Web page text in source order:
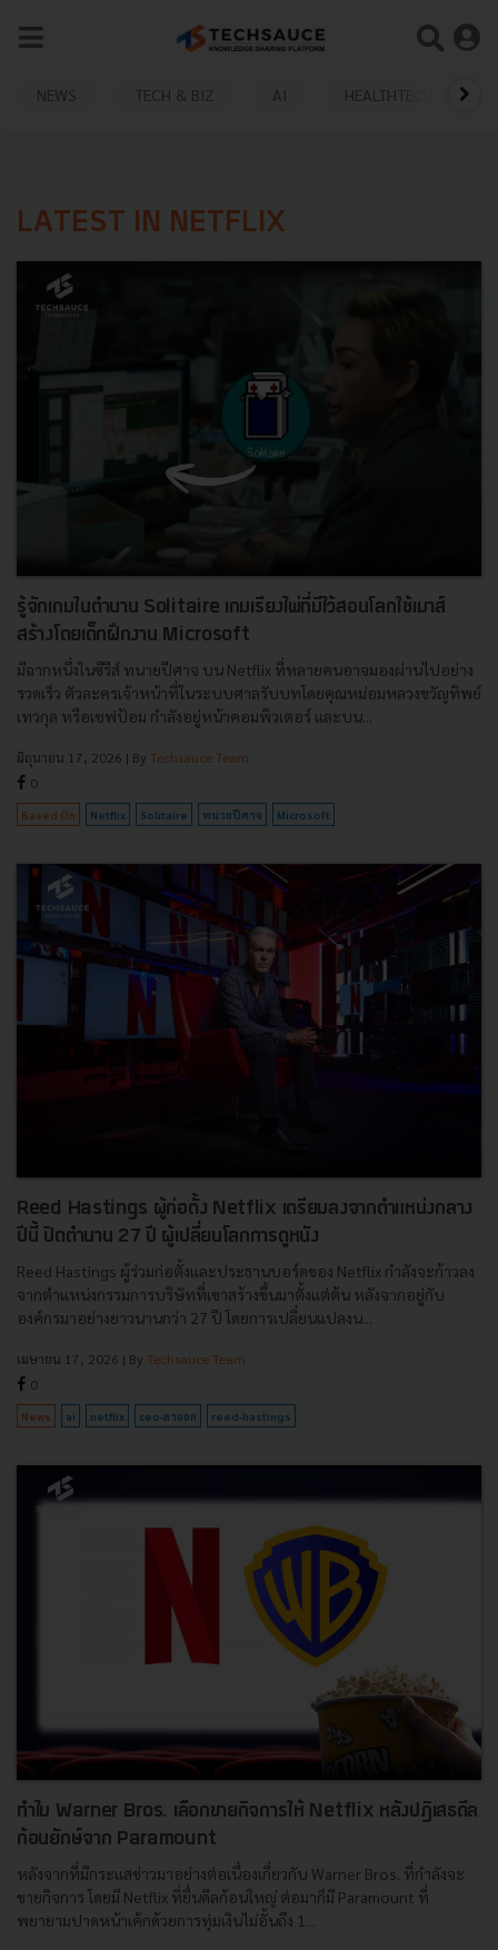
NEWS TECH & BIZ AI HEALTHTECH
LATEST IN NETFLIX
รู้จักเกมในตำนาน Solitaire เกมเรียงไพ่ที่มีไว้สอนโลกใช้เมาส์
สร้างโดยเด็กฝึกงาน Microsoft
มีฉากหนึ่งในซีรีส์ ทนายปีศาจ บน Netflix ที่หลายคนอาจมองผ่านไปอย่าง
รวดเร็ว ตัวละครเจ้าหน้าที่ในระบบศาลรับบทโดยคุณหม่อมหลวงขวัญทิพย์
เทวกุล หรือเชฟป้อม กำลังอยู่หน้าคอมพิวเตอร์ และบน...
มิถุนายน 17, 2026 | By Techsauce Team
0
Based On Netflix Solitaire ทนายปีศาจ Microsoft
Reed Hastings ผู้ก่อตั้ง Netflix เตรียมลงจากตำแหน่งกลาง
ปีนี้ ปิดตำนาน 27 ปี ผู้เปลี่ยนโลกการดูหนัง
Reed Hastings ผู้ร่วมก่อตั้งและประธานบอร์ดของ Netflix กำลังจะก้าวลง
จากตำแหน่งกรรมการบริษัทที่เขาสร้างขึ้นมาตั้งแต่ต้น หลังจากอยู่กับ
องค์กรมาอย่างยาวนานกว่า 27 ปี โดยการเปลี่ยนแปลงน...
เมษายน 17, 2026 | By Techsauce Team
0
News ai netflix ceo-ลาออก reed-hastings
ทำไม Warner Bros. เลือกขายกิจการให้ Netflix หลังปฏิเสธดีล
ก้อนยักษ์จาก Paramount
หลังจากที่มีกระแสข่าวมาอย่างต่อเนื่องเกี่ยวกับ Warner Bros. ที่กำลังจะ
ขายกิจการ โดยมี Netflix ที่ยื่นดีลก้อนใหญ่ ต่อมาก็มี Paramount ที่
พยายามปาดหน้าเค้กด้วยการทุ่มเงินไม่อั้นถึง 1...